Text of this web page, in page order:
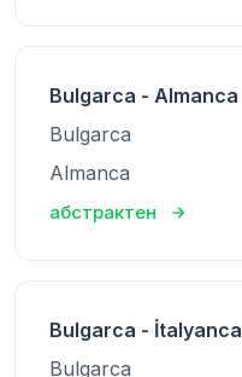
Bulgarca - Almanca
Bulgarca
Almanca
абстрактен
Bulgarca - İtalyanca
Bulgarca